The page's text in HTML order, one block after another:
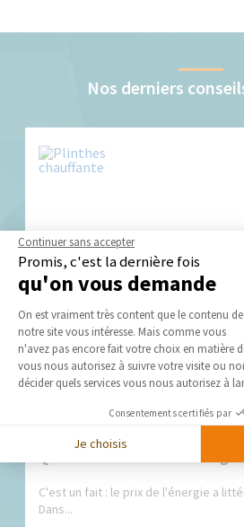
Nos derniers
Plinthes chauffantes : zoom
les inconvénients
La plinthe chauffante...
C'est un fait : le prix de l'énergie a
Dans...
Continuer sans accepter
Promis, c'est la dernière fois
qu'on vous demande
Plateforme de Gestion
On est vraiment très content que le contenu de
notre site vous intéresse. Mais comme vous
n'avez pas encore fait votre choix en matière
vous nous autorisez à suivre votre visite ou
décider quels services vous nous autorisez à
Consentements certifiés par
Je choisis
Axeptio